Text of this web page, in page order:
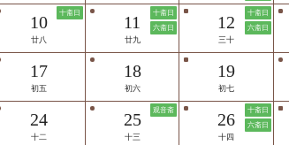
10
廿八
十斋日 11
廿九
十斋日
六斋日
12
三十
十斋日
六斋日
17
初五
18
初六
19
初七
24
十二
25
十三
观音斋 26
十四
十斋日
六斋日